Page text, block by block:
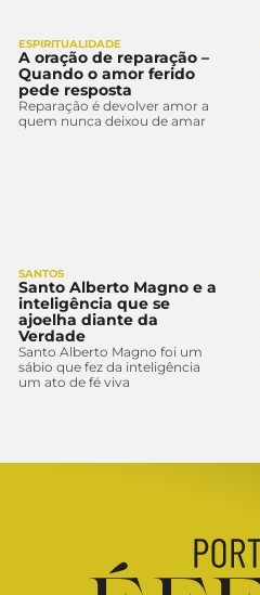
ESPIRITUALIDADE
A oração de reparação –
Quando o amor ferido
pede resposta
Reparação é devolver amor a
quem nunca deixou de amar
SANTOS
Santo Alberto Magno e a
inteligência que se
ajoelha diante da
Verdade
Santo Alberto Magno foi um
sábio que fez da inteligência
um ato de fé viva